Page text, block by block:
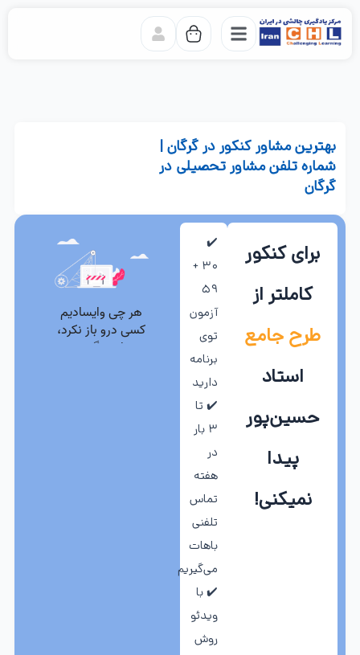
محتوا
بهترین مشاور کنکور در گرگان |
شماره تلفن مشاور تحصیلی در
گرگان
مشاور
کنکور
گرگان
|
برای کنکور
کاملتر از
طرح جامع
استاد
حسین‌پور
پیدا
نمیکنی!
✔️
۳۰ +
۵۹
آزمون
توی
برنامه
دارید
✔️ تا
۳ بار
در
هفته
تماس
تلفنی
باهات
می‌گیریم
✔️ با
ویدئو
روش